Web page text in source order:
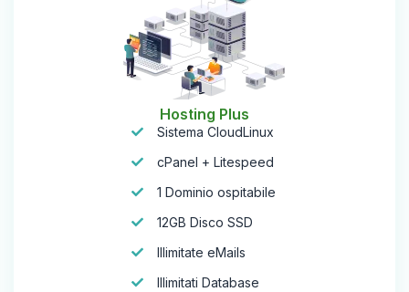
Hosting Plus
Sistema CloudLinux
cPanel + Litespeed
1 Dominio ospitabile
12GB Disco SSD
Illimitate eMails
Illimitati Database